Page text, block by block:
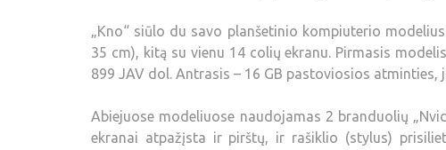
„Kno“ siūlo du savo planšetinio kompiuterio
35 cm), kitą su vienu 14 colių ekranu. Pirmasis
899 JAV dol. Antrasis – 16 GB pastoviosios atminties,
Abiejuose modeliuose naudojamas 2 branduolių
ekranai atpažįsta ir pirštų, ir rašiklio (stylus)